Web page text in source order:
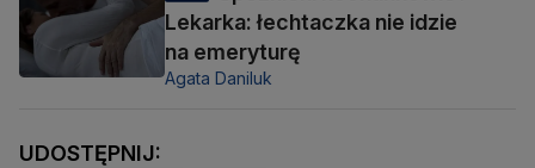
Lekarka: łechtaczka nie idzie
na emeryturę
Agata Daniluk
UDOSTĘPNIJ: